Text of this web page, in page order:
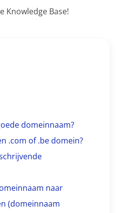
Knowledge Base!
domeinnaam?
.com of .be domein?
naar
(domeinnaam